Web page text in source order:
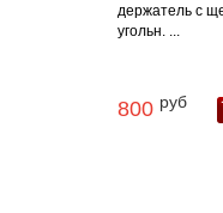
держатель с
угольн. ...
800 руб